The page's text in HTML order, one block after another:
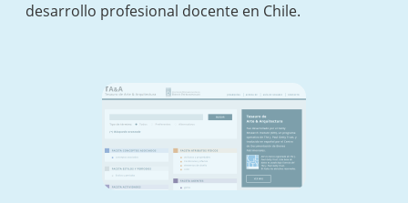
desarrollo profesional docente en Chile.